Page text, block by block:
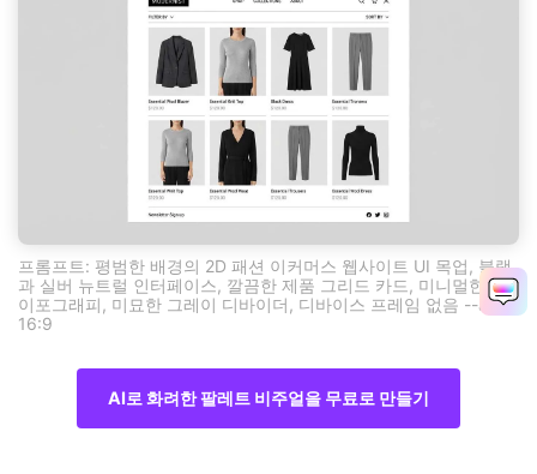
프롬프트: 평범한 배경의 2D 패션 이커머스 웹사이트 UI 목업, 블랙
과 실버 뉴트럴 인터페이스, 깔끔한 제품 그리드 카드, 미니멀한 타
이포그래피, 미묘한 그레이 디바이더, 디바이스 프레임 없음 --ar
16:9
AI로 화려한 팔레트 비주얼을 무료로 만들기